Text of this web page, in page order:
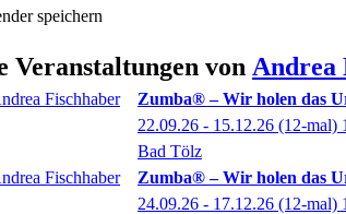
speichern
Veranstaltungen von Andrea
Zumba® – Wir holen das
22.09.26 - 15.12.26 (12-mal)
Bad Tölz
Zumba® – Wir holen das
24.09.26 - 17.12.26 (12-mal)